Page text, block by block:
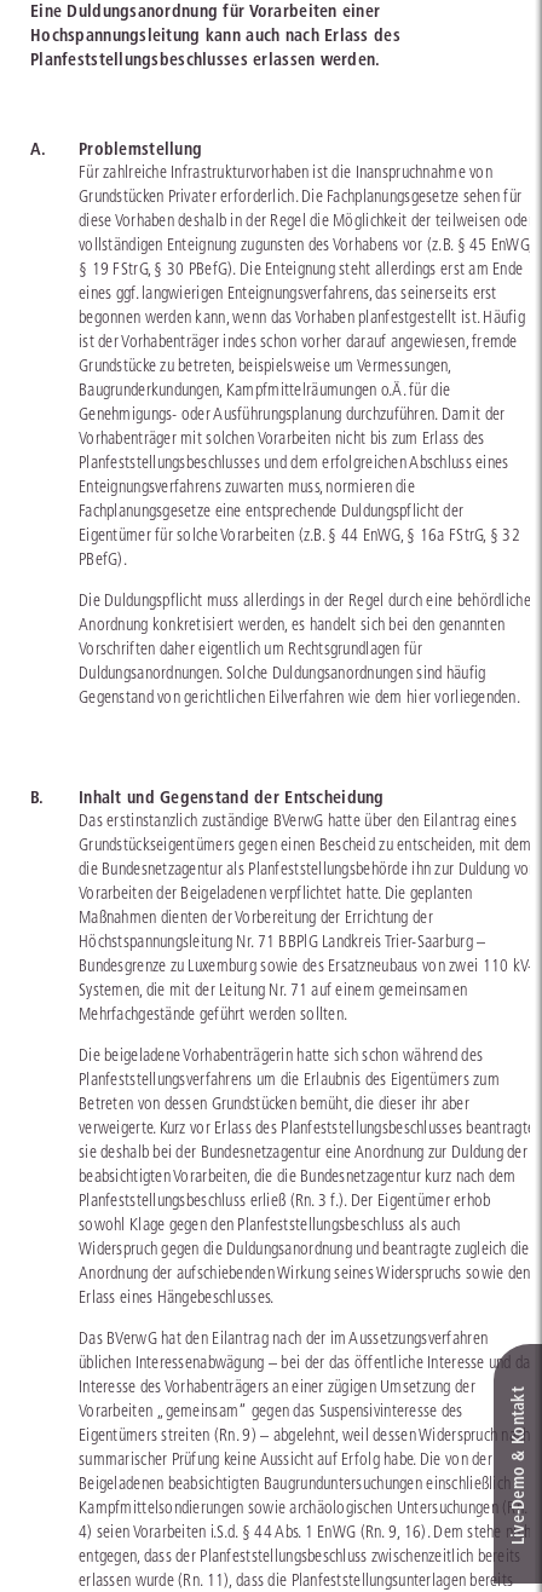
Eine Duldungsanordnung für Vorarbeiten einer
Hochspannungsleitung kann auch nach Erlass des
Planfeststellungsbeschlusses erlassen werden.
A. Problemstellung
Für zahlreiche Infrastrukturvorhaben ist die Inanspruchnahme von
Grundstücken Privater erforderlich. Die Fachplanungsgesetze sehen für
diese Vorhaben deshalb in der Regel die Möglichkeit der teilweisen oder
vollständigen Enteignung zugunsten des Vorhabens vor (z.B. § 45 EnWG,
§ 19 FStrG, § 30 PBefG). Die Enteignung steht allerdings erst am Ende
eines ggf. langwierigen Enteignungsverfahrens, das seinerseits erst
begonnen werden kann, wenn das Vorhaben planfestgestellt ist. Häufig
ist der Vorhabenträger indes schon vorher darauf angewiesen, fremde
Grundstücke zu betreten, beispielsweise um Vermessungen,
Baugrunderkundungen, Kampfmittelräumungen o.Ä. für die
Genehmigungs- oder Ausführungsplanung durchzuführen. Damit der
Vorhabenträger mit solchen Vorarbeiten nicht bis zum Erlass des
Planfeststellungsbeschlusses und dem erfolgreichen Abschluss eines
Enteignungsverfahrens zuwarten muss, normieren die
Fachplanungsgesetze eine entsprechende Duldungspflicht der
Eigentümer für solche Vorarbeiten (z.B. § 44 EnWG, § 16a FStrG, § 32
PBefG).
Die Duldungspflicht muss allerdings in der Regel durch eine behördliche
Anordnung konkretisiert werden, es handelt sich bei den genannten
Vorschriften daher eigentlich um Rechtsgrundlagen für
Duldungsanordnungen. Solche Duldungsanordnungen sind häufig
Gegenstand von gerichtlichen Eilverfahren wie dem hier vorliegenden.
B. Inhalt und Gegenstand der Entscheidung
Das erstinstanzlich zuständige BVerwG hatte über den Eilantrag eines
Grundstückseigentümers gegen einen Bescheid zu entscheiden, mit dem
die Bundesnetzagentur als Planfeststellungsbehörde ihn zur Duldung von
Vorarbeiten der Beigeladenen verpflichtet hatte. Die geplanten
Maßnahmen dienten der Vorbereitung der Errichtung der
Höchstspannungsleitung Nr. 71 BBPlG Landkreis Trier-Saarburg –
Bundesgrenze zu Luxemburg sowie des Ersatzneubaus von zwei 110 kV-
Systemen, die mit der Leitung Nr. 71 auf einem gemeinsamen
Mehrfachgestände geführt werden sollten.
Die beigeladene Vorhabenträgerin hatte sich schon während des
Planfeststellungsverfahrens um die Erlaubnis des Eigentümers zum
Betreten von dessen Grundstücken bemüht, die dieser ihr aber
verweigerte. Kurz vor Erlass des Planfeststellungsbeschlusses beantragte
sie deshalb bei der Bundesnetzagentur eine Anordnung zur Duldung der
beabsichtigten Vorarbeiten, die die Bundesnetzagentur kurz nach dem
Planfeststellungsbeschluss erließ (Rn. 3 f.). Der Eigentümer erhob
sowohl Klage gegen den Planfeststellungsbeschluss als auch
Widerspruch gegen die Duldungsanordnung und beantragte zugleich die
Anordnung der aufschiebenden Wirkung seines Widerspruchs sowie den
Erlass eines Hängebeschlusses.
Das BVerwG hat den Eilantrag nach der im Aussetzungsverfahren
üblichen Interessenabwägung – bei der das öffentliche Interesse und das
Interesse des Vorhabenträgers an einer zügigen Umsetzung der
Vorarbeiten „gemeinsam“ gegen das Suspensivinteresse des
Eigentümers streiten (Rn. 9) – abgelehnt, weil dessen Widerspruch nach
summarischer Prüfung keine Aussicht auf Erfolg habe. Die von der
Beigeladenen beabsichtigten Baugrunduntersuchungen einschließlich
Kampfmittelsondierungen sowie archäologischen Untersuchungen (Rn.
4) seien Vorarbeiten i.S.d. § 44 Abs. 1 EnWG (Rn. 9, 16). Dem stehe nicht
entgegen, dass der Planfeststellungsbeschluss zwischenzeitlich bereits
erlassen wurde (Rn. 11), dass die Planfeststellungsunterlagen bereits
Live‑Demo & Kontakt